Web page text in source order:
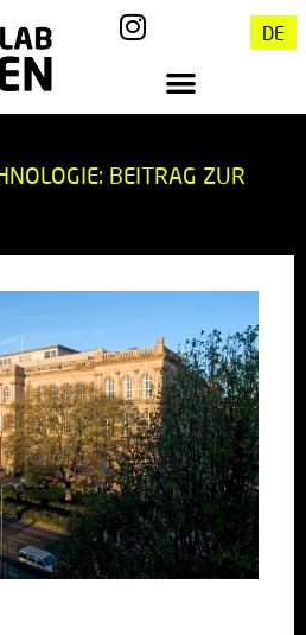
DE
BEITRAG ZUR